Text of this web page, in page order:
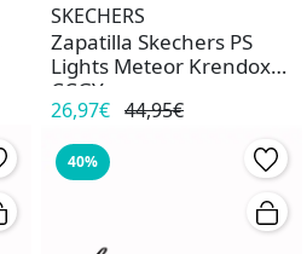
SKECHERS
Zapatilla Skechers PS
Lights Meteor Krendox
CCGY
26,97€ 44,95€
40%